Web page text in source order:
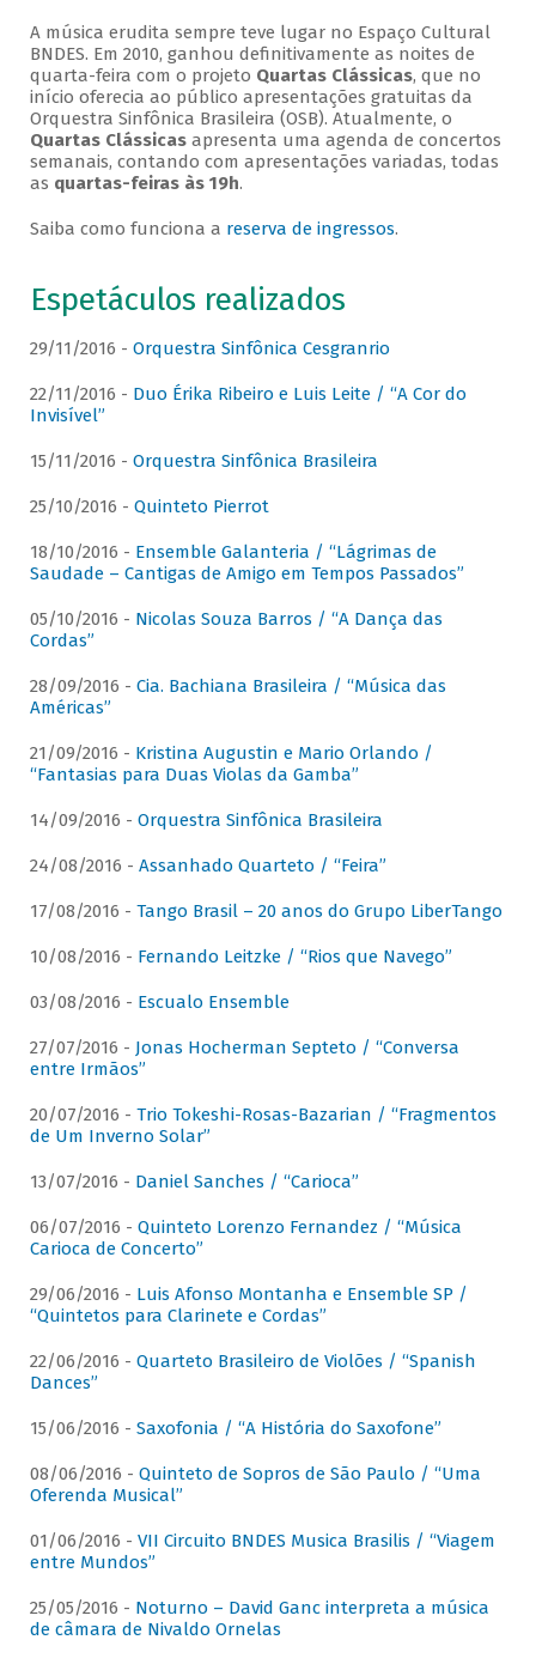
A música erudita sempre teve lugar no Espaço Cultural
BNDES. Em 2010, ganhou definitivamente as noites de
quarta-feira com o projeto Quartas Clássicas, que no
início oferecia ao público apresentações gratuitas da
Orquestra Sinfônica Brasileira (OSB). Atualmente, o
Quartas Clássicasapresenta uma agenda de concertos
semanais, contando com apresentações variadas, todas
as quartas-feiras às 19h.
Saiba como funciona a reserva de ingressos.
Espetáculos realizados
29/11/2016 - Orquestra Sinfônica Cesgranrio
22/11/2016 - Duo Érika Ribeiro e Luis Leite / “A Cor do
Invisível”
15/11/2016 - Orquestra Sinfônica Brasileira
25/10/2016 - Quinteto Pierrot
18/10/2016 - Ensemble Galanteria / “Lágrimas de
Saudade – Cantigas de Amigo em Tempos Passados”
05/10/2016 - Nicolas Souza Barros / “A Dança das
Cordas”
28/09/2016 - Cia. Bachiana Brasileira / “Música das
Américas”
21/09/2016 - Kristina Augustin e Mario Orlando /
“Fantasias para Duas Violas da Gamba”
14/09/2016 - Orquestra Sinfônica Brasileira
24/08/2016 - Assanhado Quarteto / “Feira”
17/08/2016 - Tango Brasil – 20 anos do Grupo LiberTango
10/08/2016 - Fernando Leitzke / “Rios que Navego”
03/08/2016 - Escualo Ensemble
27/07/2016 - Jonas Hocherman Septeto / “Conversa
entre Irmãos”
20/07/2016 - Trio Tokeshi-Rosas-Bazarian / “Fragmentos
de Um Inverno Solar”
13/07/2016 - Daniel Sanches / “Carioca”
06/07/2016 - Quinteto Lorenzo Fernandez / “Música
Carioca de Concerto”
29/06/2016 - Luis Afonso Montanha e Ensemble SP /
“Quintetos para Clarinete e Cordas”
22/06/2016 - Quarteto Brasileiro de Violões / “Spanish
Dances”
15/06/2016 - Saxofonia / “A História do Saxofone”
08/06/2016 - Quinteto de Sopros de São Paulo / “Uma
Oferenda Musical”
01/06/2016 - VII Circuito BNDES Musica Brasilis / “Viagem
entre Mundos”
25/05/2016 - Noturno – David Ganc interpreta a música
de câmara de Nivaldo Ornelas